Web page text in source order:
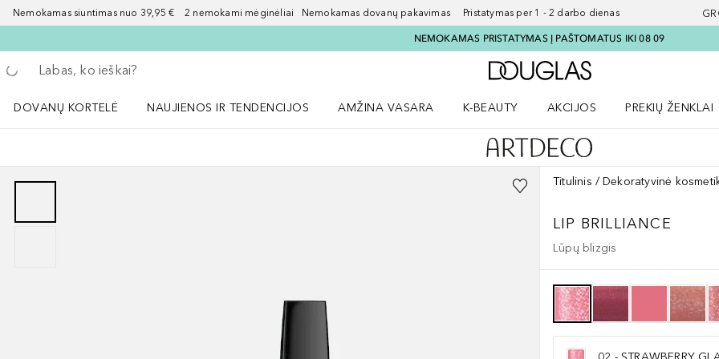
Nemokamas siuntimas nuo 39,95 € 2 nemokami mėginėliai Nemokamas dovanų pakavimas Pristatymas per 1 - 2 darbo dienas
NEMOKAMAS PRISTATYMAS Į PAŠTOMATUS IKI 08 09
Grįžk atgal
Vykdykite paiešką
Į Douglas pagrindinį
DOVANŲ KORTELĖ
NAUJIENOS IR TENDENCIJOS
AMŽINA VASARA
K-BEAUTY
AKCIJOS
PREKIŲ ŽENKLAI
Titulinis Dekoratyvinė
LIP BRILLIANCE
Lūpų blizgis